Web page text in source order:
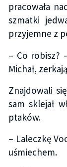
pracowała
szmatki
przyjemne z
– Co robisz?
Michał,
Znajdowali
sam sklejał
ptaków.
– Laleczkę
uśmiechem.